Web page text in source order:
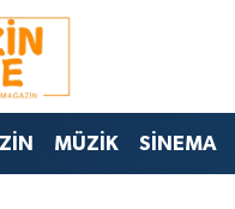
MÜZİK SİNEMA